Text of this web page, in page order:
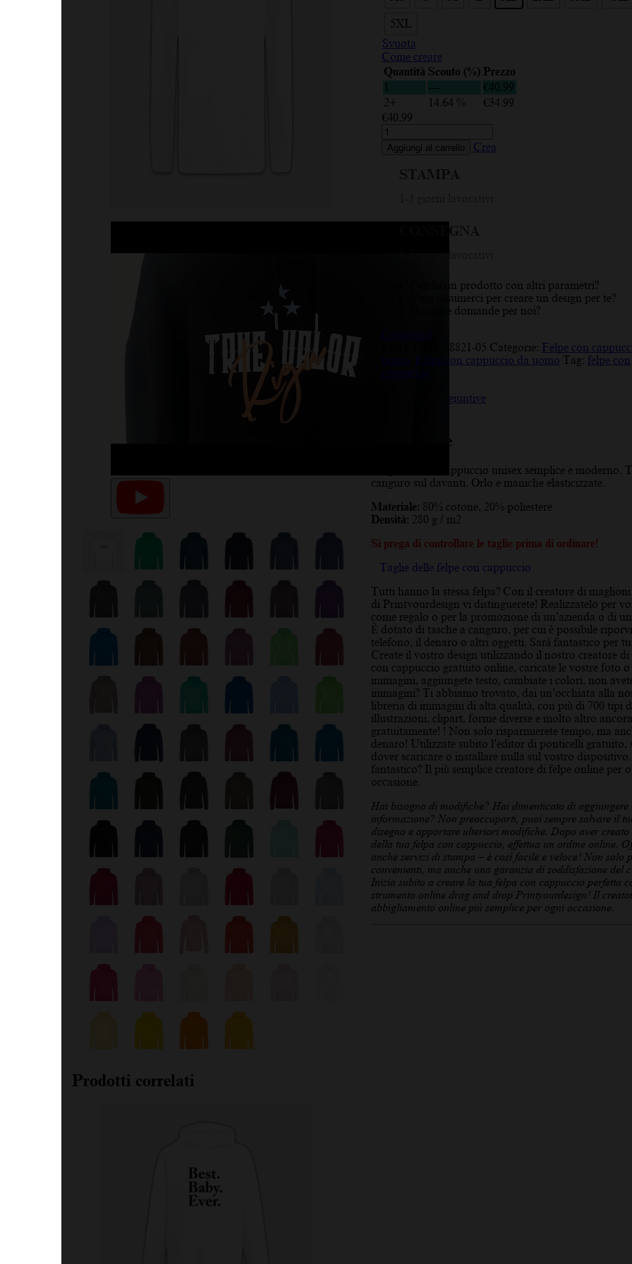
5XL
Svuota
Come creare
Quantità Sconto (%) Prezzo
1
— € 40.99
2+
14.64 % €34.99
€40.99
Italia
2023,
Bandiera
Nero,
Aggiungi al carrello Crea
Cerchi un prodotto con altri parametri?
Vuoi assumerci per creare un design per te?
Hai altre domande per noi?
Contattaci
PYD_38821-05 Categorie: Felpe con
uomo Felpe con cappuccio da uomo Tag: felpe con
cappuccio
Informazioni aggiuntive
Descrizione
Maglione con cappuccio unisex semplice e moderno.
canguro sul davanti. Orlo e maniche elasticizzate.
Materiale: 80% cotone, 20% poliestere
Densità: 280 g / m2
Si prega di controllare le taglie prima di ordinare!
Taglie delle felpe con cappuccio
Tutti hanno la stessa felpa? Con il creatore di
di Printyourdesign vi distinguerete! Realizzatelo per
come regalo o per la promozione di un’azienda o di
È dotato di tasche a canguro, per cui è possibile
telefono, il denaro o altri oggetti. Sarà fantastico per
Create il vostro design utilizzando il nostro creatore di
con cappuccio gratuito online, caricate le vostre foto o
immagini, aggiungete testo, cambiate i colori, non
immagini? Ti abbiamo trovato, dai un’occhiata alla
libreria di immagini di alta qualità, con più di 700 tipi
illustrazioni, clipart, forme diverse e molto altro
gratuitamente! ! Non solo risparmierete tempo, ma
denaro! Utilizzate subito l’editor di ponticelli gratuito,
dover scaricare o installare nulla sul vostro
fantastico? Il più semplice creatore di felpe online per
occasione.
Hai bisogno di modifiche? Hai dimenticato di aggiungere
informazione? Non preoccuparti, puoi sempre salvare il
disegno e apportare ulteriori modifiche. Dopo aver creato
della tua felpa con cappuccio, effettua un ordine online.
anche servizi di stampa – è così facile e veloce! Non solo
convenienti, ma anche una garanzia di soddisfazione del
Inizia subito a creare la tua felpa con cappuccio perfetta
strumento online drag and drop Printyourdesign! Il
abbigliamento online più semplice per ogni occasione.
Prodotti correlati